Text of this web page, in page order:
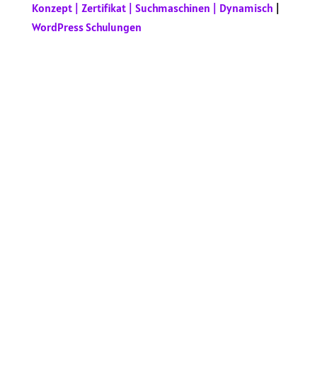
Konzept | Zertifikat | Suchmaschinen | Dynamisch
WordPress Schulungen